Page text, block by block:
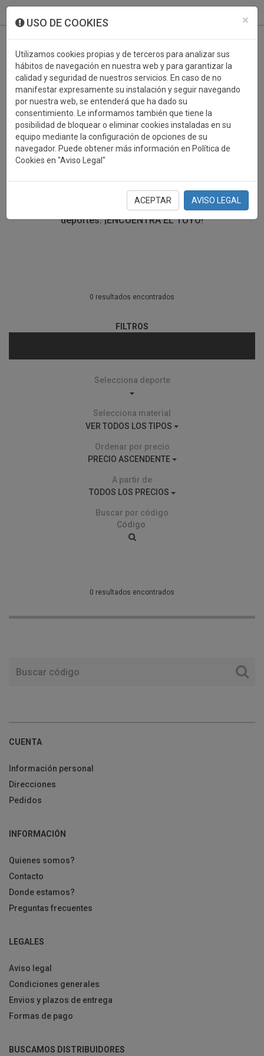
×
USO DE COOKIES
Utilizamos cookies propias y de terceros para analizar sus
hábitos de navegación en nuestra web y para garantizar la
calidad y seguridad de nuestros servicios. En caso de no
manifestar expresamente su instalación y seguir navegando
por nuestra web, se entenderá que ha dado su
consentimiento. Le informamos también que tiene la
posibilidad de bloquear o eliminar cookies instaladas en su
equipo mediante la configuración de opciones de su
navegador. Puede obtener más información en Política de
Cookies en "Aviso Legal"
ACEPTAR AVISO LEGAL
TROFEOS DEPORTIVOS
En esta sección encontrarás una gran variedad de
filtros por deporte, material y precio del trofeo.
Trofeos deportivos para todos los
deportes. ¡ENCUENTRA EL TUYO!
0 resultados encontrados
FILTROS
Selecciona deporte
Selecciona material
VER TODOS LOS TIPOS
Ordenar por precio
PRECIO ASCENDENTE
A partir de
TODOS LOS PRECIOS
Buscar por código
0 resultados encontrados
CUENTA
Información personal
Direcciones
Pedidos
INFORMACIÓN
Quienes somos?
Contacto
Donde estamos?
Preguntas frecuentes
LEGALES
Aviso legal
Condiciones generales
Envios y plazos de entrega
Formas de pago
BUSCAMOS DISTRIBUIDORES